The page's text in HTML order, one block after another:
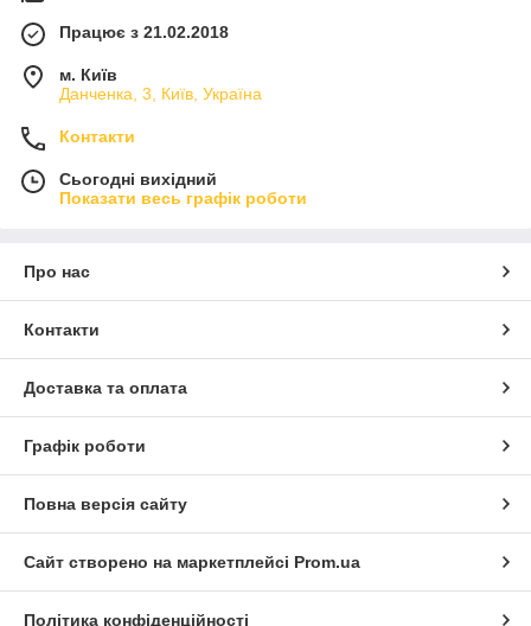
Працює з 21.02.2018
м. Київ
Данченка, 3, Київ, Україна
Контакти
Сьогодні вихідний
Показати весь графік роботи
Про нас
Контакти
Доставка та оплата
Графік роботи
Повна версія сайту
Сайт створено на маркетплейсі Prom.ua
Політика конфіденційності